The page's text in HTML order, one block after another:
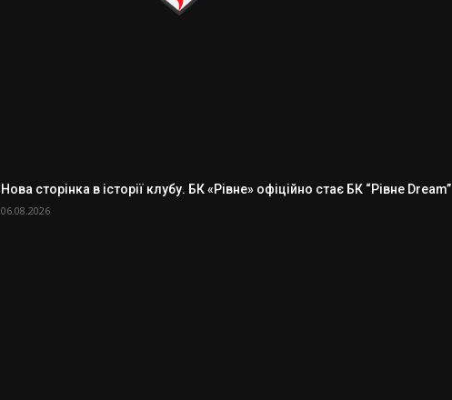
Нова сторінка в історії клубу. БК «Рівне» офіційно стає БК “Рівне Dream”
06.08.2026